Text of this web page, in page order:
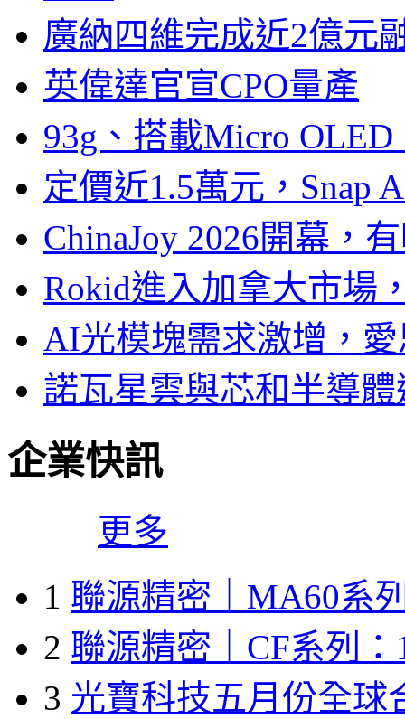
廣納四維完成近2億元
英偉達官宣CPO量產
93g、搭載Micro
定價近1.5萬元，Snap
ChinaJoy 2026開幕，
Rokid進入加拿大市場
AI光模塊需求激增，
諾瓦星雲與芯和半導
企業快訊
更多
1 聯源精密｜MA60系
2 聯源精密｜CF系列：
3 光寶科技五月份全球